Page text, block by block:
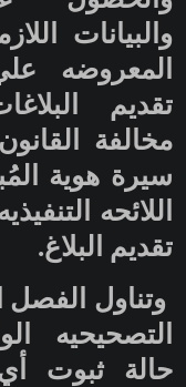
والبيانات
المعروضه
تقديم
مخالفة
سيرة هوية
اللائحه
تقديم البلاغ.
وتناول الفصل
التصحيحيه
حالة ثبوت